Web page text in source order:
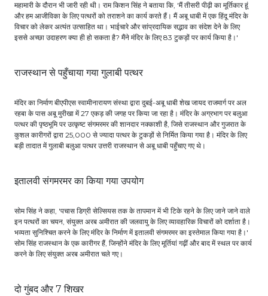
महामारी के दौरान भी जारी रही थी। राम किशन सिंह ने बताया कि, 'मैं तीसरी पीढ़ी का मूर्तिकार हूं
और हम आजीविका के लिए पत्थरों को तराशने का कार्य करते हैं। मैं अबू धाबी में एक हिंदू मंदिर के
विचार को लेकर अत्यंत उत्साहित था। भाईचारे और सांप्रदायिक सद्भाव का संदेश देने के लिए
इससे अच्छा उदाहरण क्या ही हो सकता है? मैंने मंदिर के लिए 83 टुकड़ों पर कार्य किया है।'
राजस्थान से पहुँचाया गया गुलाबी पत्थर
मंदिर का निर्माण बीएपीएस स्वामीनारायण संस्था द्वारा दुबई-अबू धाबी शेख जायद राजमार्ग पर अल
रहबा के पास अबू मुरीखा में 27 एकड़ की जगह पर किया जा रहा है। मंदिर के अग्रभाग पर बलुआ
पत्थर की पृष्ठभूमि पर उत्कृष्ट संगमरमर की शानदार नक्काशी है, जिसे राजस्थान और गुजरात के
कुशल कारीगरों द्वारा 25,000 से ज्यादा पत्थर के टुकड़ों से निर्मित किया गया है। मंदिर के लिए
बड़ी तादात में गुलाबी बलुआ पत्थर उत्तरी राजस्थान से अबू धाबी पहुँचाए गए थे।
इतालवी संगमरमर का किया गया उपयोग
सोम सिंह ने कहा, 'पचास डिग्री सेल्सियस तक के तापमान में भी टिके रहने के लिए जाने जाने वाले
इन पत्थरों का चयन, संयुक्त अरब अमीरात की जलवायु के लिए व्यावहारिक विचारों को दर्शाता है।
भव्यता सुनिश्चित करने के लिए मंदिर के निर्माण में इतालवी संगमरमर का इस्तेमाल किया गया है।'
सोम सिंह राजस्थान के एक कारीगर हैं, जिन्होंने मंदिर के लिए मूर्तियां गढ़ीं और बाद में स्थल पर कार्य
करने के लिए संयुक्त अरब अमीरात चले गए।
दो गुंबद और 7 शिखर